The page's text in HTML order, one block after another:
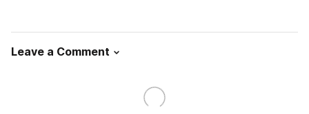
Leave a Comment